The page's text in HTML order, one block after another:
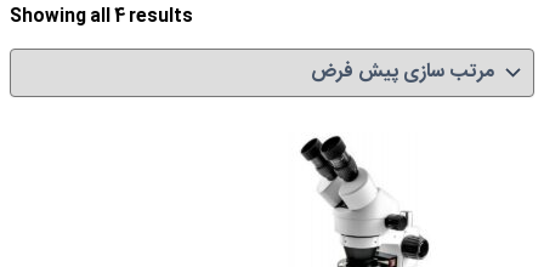
Showing all 4 results